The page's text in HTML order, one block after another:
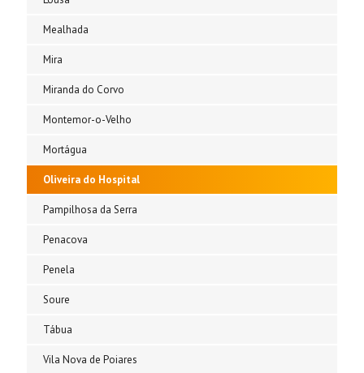
Mealhada
Mira
Miranda do Corvo
Montemor-o-Velho
Mortágua
Oliveira do Hospital
Pampilhosa da Serra
Penacova
Penela
Soure
Tábua
Vila Nova de Poiares